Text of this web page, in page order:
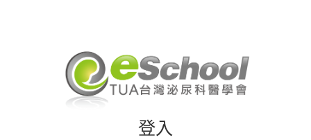
登入